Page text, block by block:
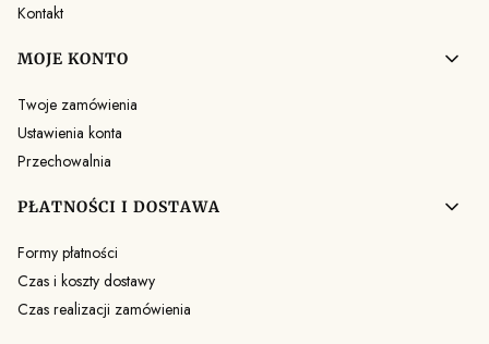
Kontakt
MOJE KONTO
Twoje zamówienia
Ustawienia konta
Przechowalnia
PŁATNOŚCI I DOSTAWA
Formy płatności
Czas i koszty dostawy
Czas realizacji zamówienia